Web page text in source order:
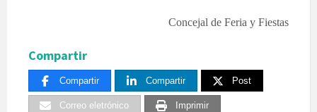
Concejal de Feria y Fiestas
Compartir
Compartir Compartir Post
Correo eletrónico Imprimir